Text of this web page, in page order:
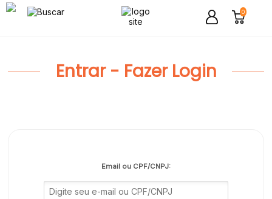
0
Entrar - Fazer Login
Email ou CPF/CNPJ: